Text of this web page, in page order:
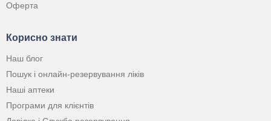
Оферта
Корисно знати
Наш блог
Пошук і онлайн-резервування ліків
Наші аптеки
Програми для клієнтів